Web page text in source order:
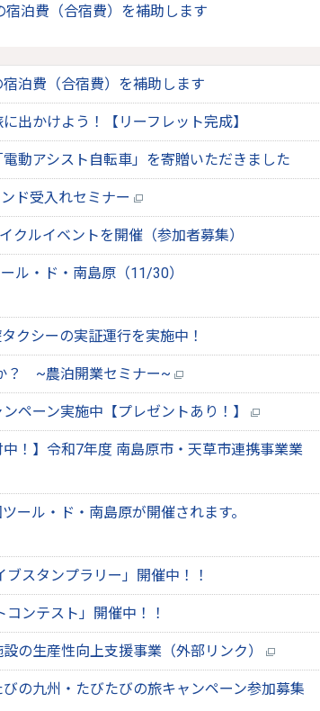
宿泊費（合宿費）を補助します
宿泊費（合宿費）を補助します
出かけよう！【リーフレット完成】
動アシスト自転車」を寄贈いただきました
ド受入れセミナー
クルイベントを開催（参加者募集）
ル・ド・南島原（11/30）
クシーの実証運行を実施中！
？ ~農泊開業セミナー~
ペーン実施中【プレゼントあり！】
中！】令和7年度 南島原市・天草市連携事業業
ール・ド・南島原が開催されます。
ブスタンプラリー」開催中！！
コンテスト」開催中！！
の生産性向上支援事業（外部リンク）
びの九州・たびたびの旅キャンペーン参加募集